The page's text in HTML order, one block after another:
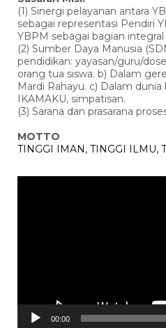
(1) Sinergi pelayanan antara
sebagai representasi Pendiri
YBPM sebagai bagian
(2) Sumber Daya Manusia
pendidikan: yayasan/guru/
orang tua siswa. b) Dalam
Mardi Rahayu. c) Dalam
IKAMAKU, simpatisan.
(3) Sarana dan prasarana
MOTTO
TINGGI IMAN, TINGGI ILMU,
00:00